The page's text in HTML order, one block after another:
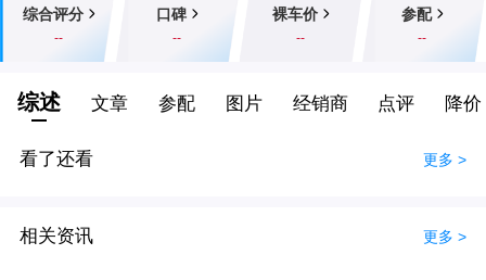
综合评分
--
口碑
--
裸车价
--
参配
--
综述 文章 参配 图片 经销商 点评 降价
看了还看 更多 >
相关资讯 更多 >